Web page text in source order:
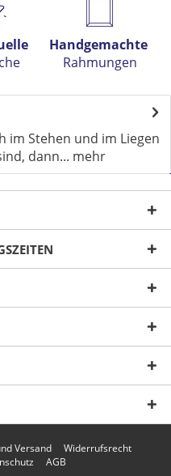
Pflichtfelder.
Handgemachte
Rahmungen
im Stehen und im Liegen
dann... mehr
Versand
Widerrufsrecht
AGB